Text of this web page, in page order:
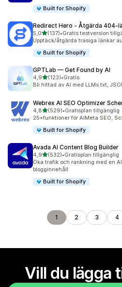
Built for Shopify
Redirect Hero ‑ Åtgärda 404‑lä
5,0av 5 stjärnor
(137)
137 recensioner totalt
•Gratis testversion
Upptäck/åtgärda trasiga länkar
Built for Shopify
GPTLab — Get Found by AI
4,9av 5 stjärnor
(123)
123 recensioner totalt
•Gratis
Bli hittad av AI med LLMs.txt,
Webrex AI SEO Optimizer
4,8av 5 stjärnor
(529)
529 recensioner totalt
•Gratisplan tillgänglig
25+funktioner för AIMeta SEO,
Built for Shopify
Avada AI Content Blog Builder
4,9av 5 stjärnor
(532)
532 recensioner totalt
•Gratisplan tillgänglig
Öka trafik och rankning med en
blogginnehåll
Built for Shopify
1 2 3 4
Vill du lägga